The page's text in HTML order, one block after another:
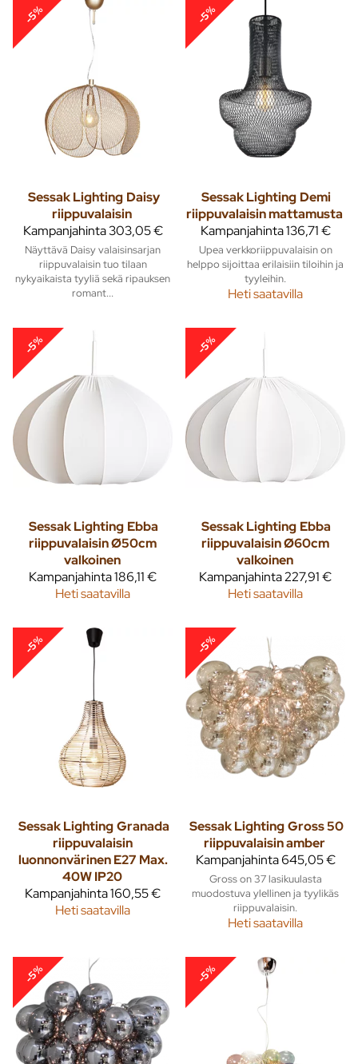
-5%
Sessak Lighting Daisy
riippuvalaisin
Kampanjahinta303,05 €
Näyttävä Daisy valaisinsarjan
riippuvalaisin tuo tilaan
nykyaikaista tyyliä sekä ripauksen
romant...
-5%
Sessak Lighting Demi
riippuvalaisin mattamusta
Kampanjahinta136,71 €
Upea verkkoriippuvalaisin on
helppo sijoittaa erilaisiin tiloihin ja
tyyleihin.
Heti saatavilla
-5%
Sessak Lighting Ebba
riippuvalaisin Ø50cm
valkoinen
Kampanjahinta186,11 €
Heti saatavilla
-5%
Sessak Lighting Ebba
riippuvalaisin Ø60cm
valkoinen
Kampanjahinta227,91 €
Heti saatavilla
-5%
Sessak Lighting Granada
riippuvalaisin
luonnonvärinen E27 Max.
40W IP20
Kampanjahinta160,55 €
Heti saatavilla
-5%
Sessak Lighting Gross 50
riippuvalaisin amber
Kampanjahinta645,05 €
Gross on 37 lasikuulasta
muodostuva ylellinen ja tyylikäs
riippuvalaisin.
Heti saatavilla
-5% -5%